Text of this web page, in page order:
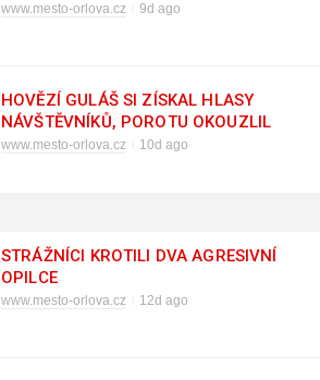
www.mesto-orlova.cz 9d ago
HOVĚZÍ GULÁŠ SI ZÍSKAL HLASY
NÁVŠTĚVNÍKŮ, POROTU OKOUZLIL
MEXICKÝ
www.mesto-orlova.cz 10d ago
STRÁŽNÍCI KROTILI DVA AGRESIVNÍ
OPILCE
www.mesto-orlova.cz 12d ago